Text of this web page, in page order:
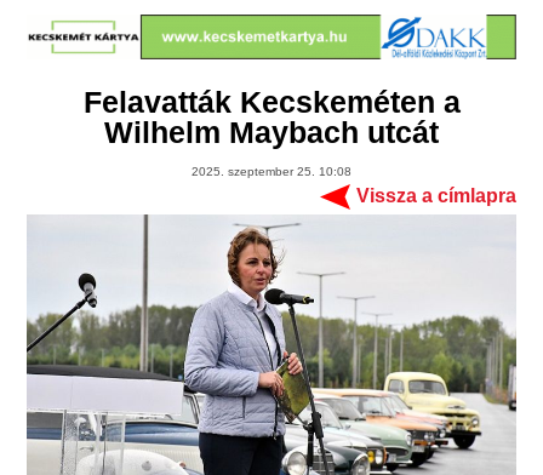
Felavatták Kecskeméten a
Wilhelm Maybach utcát
2025. szeptember 25. 10:08
Vissza a címlapra